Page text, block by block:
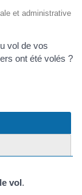
et administrative
vol de vos
ont été volés ?
vol.